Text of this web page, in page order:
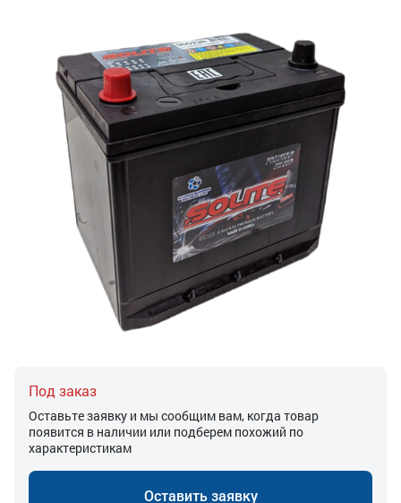
Под заказ
Оставьте заявку и мы сообщим вам, когда товар
появится в наличии или подберем похожий по
характеристикам
Оставить заявку